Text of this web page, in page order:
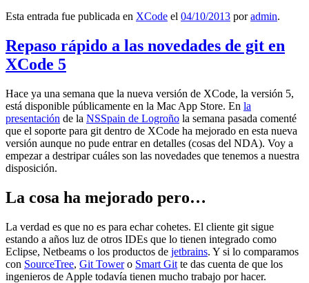
Esta entrada fue publicada en XCode el 04/10/2013 poradmin.
Repaso rápido a las novedades de git en
XCode 5
Hace ya una semana que la nueva versión de XCode, la versión 5,
está disponible públicamente en la Mac App Store. En la
presentación de la NSSpain de Logroño la semana pasada comenté
que el soporte para git dentro de XCode ha mejorado en esta nueva
versión aunque no pude entrar en detalles (cosas del NDA). Voy a
empezar a destripar cuáles son las novedades que tenemos a nuestra
disposición.
La cosa ha mejorado pero…
La verdad es que no es para echar cohetes. El cliente git sigue
estando a años luz de otros IDEs que lo tienen integrado como
Eclipse, Netbeams o los productos de jetbrains. Y si lo comparamos
con SourceTree, Git Towero Smart Git te das cuenta de que los
ingenieros de Apple todavía tienen mucho trabajo por hacer.